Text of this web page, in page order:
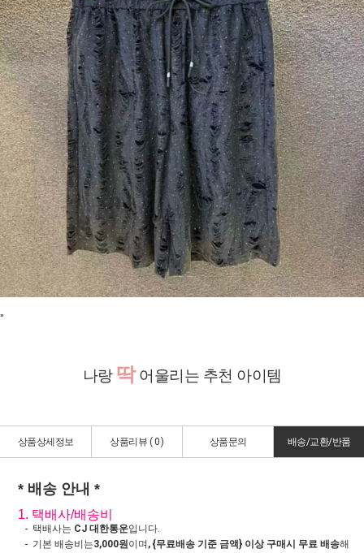
"
나랑 딱어울리는 추천 아이템
상품상세정보 상품리뷰 ( 0) 상품문의 배송/교환/반품
* 배송 안내 *
1. 택배사/배송비
- 택배사는 CJ 대한통운입니다.
- 기본 배송비는3,000원이며 , {무료배송 기준 금액} 이상 구매시 무료 배송해